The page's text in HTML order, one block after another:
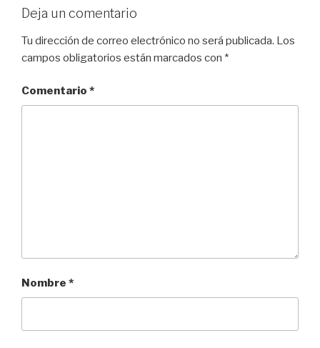
o
k
p
Deja un comentario
Tu dirección de correo electrónico no será publicada. Los
campos obligatorios están marcados con *
Comentario *
Nombre *